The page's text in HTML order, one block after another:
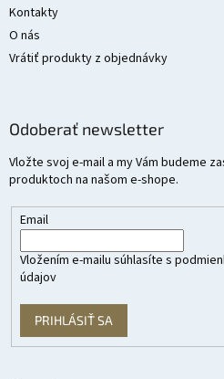
Kontakty
O nás
Vrátiť produkty z objednávky
Odoberať newsletter
Vložte svoj e-mail a my Vám budeme
produktoch na našom e-shope.
Email
Vložením e-mailu súhlasíte s
údajov
PRIHLÁSIŤ SA